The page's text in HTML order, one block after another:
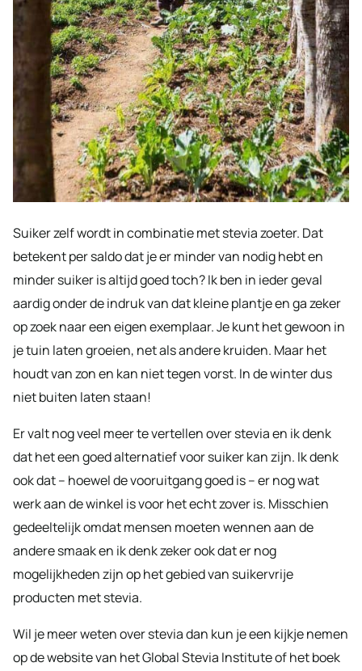
Suiker zelf wordt in combinatie met stevia zoeter. Dat
betekent per saldo dat je er minder van nodig hebt en
minder suiker is altijd goed toch? Ik ben in ieder geval
aardig onder de indruk van dat kleine plantje en ga zeker
op zoek naar een eigen exemplaar. Je kunt het gewoon in
je tuin laten groeien, net als andere kruiden. Maar het
houdt van zon en kan niet tegen vorst. In de winter dus
niet buiten laten staan!
Er valt nog veel meer te vertellen over stevia en ik denk
dat het een goed alternatief voor suiker kan zijn. Ik denk
ook dat – hoewel de vooruitgang goed is – er nog wat
werk aan de winkel is voor het echt zover is. Misschien
gedeeltelijk omdat mensen moeten wennen aan de
andere smaak en ik denk zeker ook dat er nog
mogelijkheden zijn op het gebied van suikervrije
producten met stevia.
Wil je meer weten over stevia dan kun je een kijkje nemen
op de website van het Global Stevia Institute of het boek